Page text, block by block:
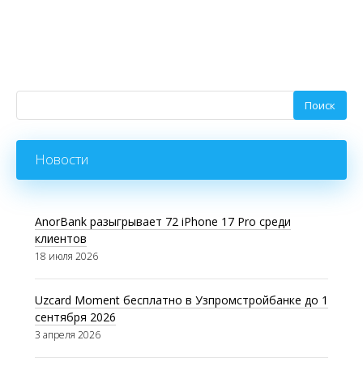
Новости
AnorBank разыгрывает 72 iPhone 17 Pro среди
клиентов
18 июля 2026
Uzcard Moment бесплатно в Узпромстройбанке до 1
сентября 2026
3 апреля 2026